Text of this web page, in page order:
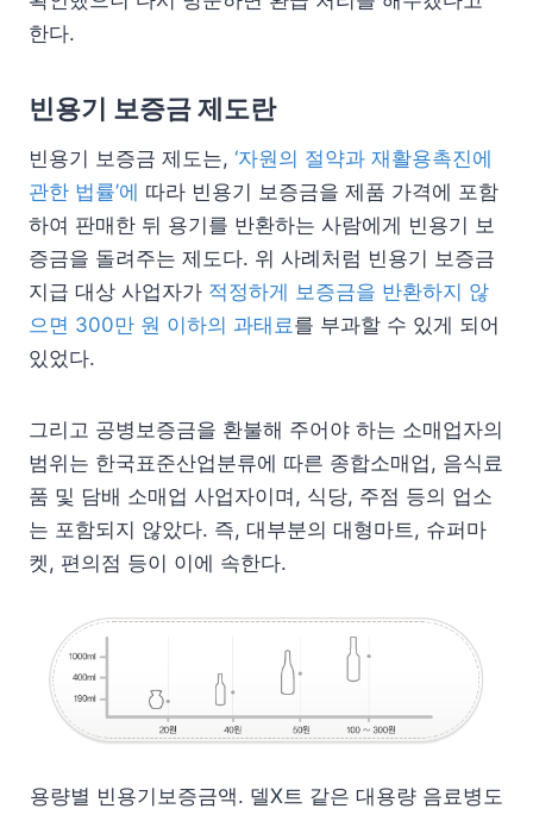
한다.
빈용기 보증금 제도란
빈용기 보증금 제도는, ‘자원의 절약과 재활용촉진에
관한 법률’에 따라 빈용기 보증금을 제품 가격에 포함
하여 판매한 뒤 용기를 반환하는 사람에게 빈용기 보
증금을 돌려주는 제도다. 위 사례처럼 빈용기 보증금
지급 대상 사업자가 적정하게 보증금을 반환하지 않
으면 300만 원 이하의 과태료를 부과할 수 있게 되어
있었다.
그리고 공병보증금을 환불해 주어야 하는 소매업자의
범위는 한국표준산업분류에 따른 종합소매업, 음식료
품 및 담배 소매업 사업자이며, 식당, 주점 등의 업소
는 포함되지 않았다. 즉, 대부분의 대형마트, 슈퍼마
켓, 편의점 등이 이에 속한다.
용량별 빈용기보증금액. 델X트 같은 대용량 음료병도